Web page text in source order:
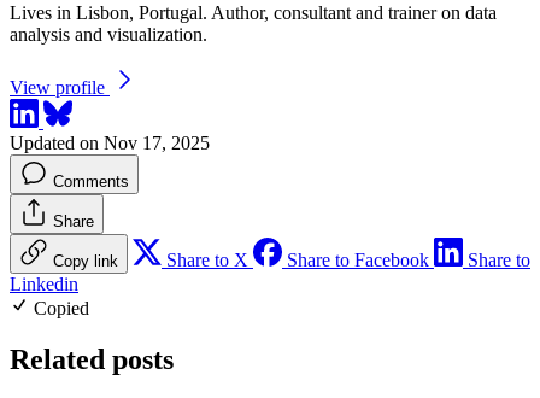
Lives in Lisbon, Portugal. Author, consultant and trainer on data
analysis and visualization.
View profile
Updated on Nov 17, 2025
Comments
Share
Copy link Share to X Share to Facebook
Share to
Linkedin
Copied
Related posts